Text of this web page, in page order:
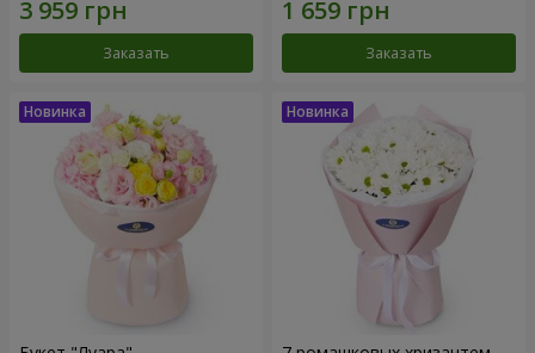
Заказать Заказать